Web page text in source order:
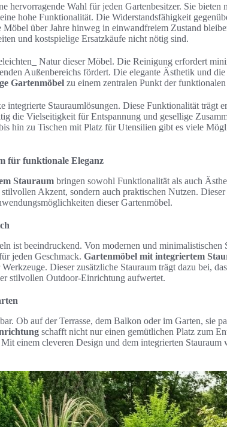
hervorragende Wahl für jeden Gartenbesitzer. Sie bieten
hohe Funktionalität. Die Widerstandsfähigkeit
Möbel über Jahre hinweg in einwandfreiem Zustand
und kostspielige Ersatzkäufe nicht nötig sind.
Natur dieser Möbel. Die Reinigung erfordert
Außenbereichs fördert. Die elegante Ästhetik und die
Gartenmöbel zu einem zentralen Punkt der
integrierte Stauraumlösungen. Diese Funktionalität trägt
die Vielseitigkeit für Entspannung und gesellige
hin zu Tischen mit Platz für Utensilien gibt es viele
für funktionale Eleganz
Stauraum bringen sowohl Funktionalität als auch
Akzent, sondern auch praktischen Nutzen.
dieser Gartenmöbel.
ist beeindruckend. Von modernen und minimalistischen
jeden Geschmack. Gartenmöbel mit integriertem
Dieser zusätzliche Stauraum trägt dazu bei,
stilvollen Outdoor-Einrichtung aufwertet.
Ob auf der Terrasse, dem Balkon oder im Garten, sie
schafft nicht nur einen gemütlichen Platz zum
einem cleveren Design und dem integrierten Stauraum